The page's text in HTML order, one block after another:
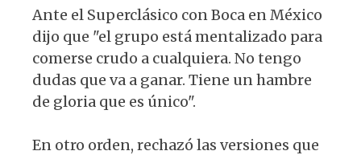
Ante el Superclásico con Boca en México
dijo que "el grupo está mentalizado para
comerse crudo a cualquiera. No tengo
dudas que va a ganar. Tiene un hambre
de gloria que es único".
En otro orden, rechazó las versiones que